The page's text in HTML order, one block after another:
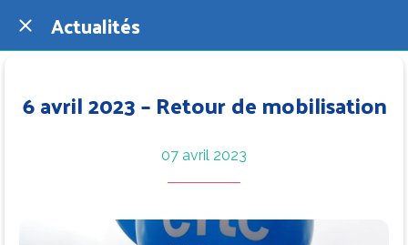
Actualités
6 avril 2023 – Retour de mobilisation
07 avril 2023